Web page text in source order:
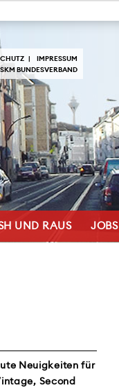
IMPRESSUM
SKM BUNDESVERBAND
UND RAUS JOBS
Neuigkeiten für
Second